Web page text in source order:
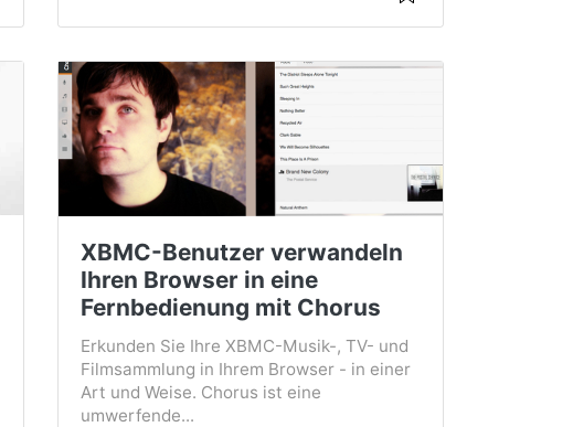
XBMC-Benutzer verwandeln
Ihren Browser in eine
Fernbedienung mit Chorus
Erkunden Sie Ihre XBMC-Musik-, TV- und
Filmsammlung in Ihrem Browser - in einer
Art und Weise. Chorus ist eine
umwerfende...